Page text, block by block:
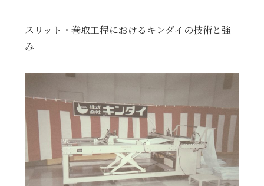
スリット・巻取工程におけるキンダイの技術と強
み